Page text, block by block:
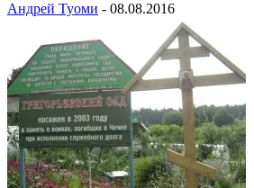
Андрей Туоми - 08.08.2016